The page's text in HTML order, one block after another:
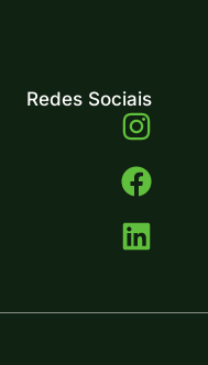
Redes Sociais